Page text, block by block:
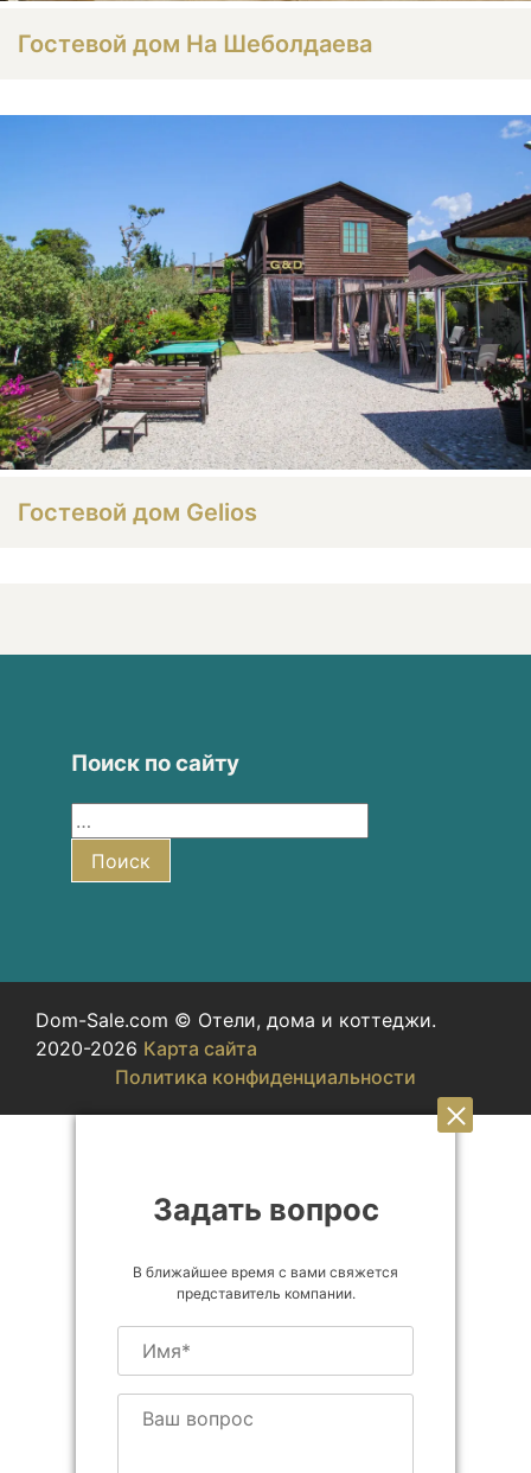
Гостевой дом На Шеболдаева
Гостевой дом Gelios
Поиск по сайту
Поиск
Dom-Sale.com © Отели, дома и коттеджи.
2020-2026 Карта сайта
Политика конфиденциальности
Задать вопрос
В ближайшее время с вами свяжется
представитель компании.